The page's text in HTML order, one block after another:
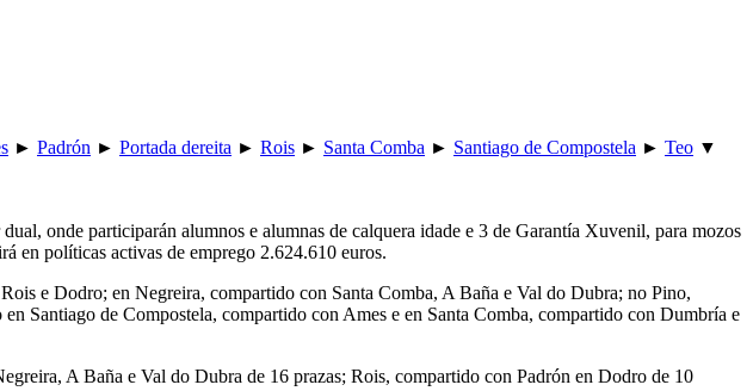
► Padrón ► Portada dereita ► Rois ► Santa Comba ► Santiago de Compostela ► Teo ▼
onde participarán alumnos e alumnas de calquera idade e 3 de Garantía Xuvenil, para mozos
en políticas activas de emprego 2.624.610 euros.
e Dodro; en Negreira, compartido con Santa Comba, A Baña e Val do Dubra; no Pino,
Santiago de Compostela, compartido con Ames e en Santa Comba, compartido con Dumbría e
A Baña e Val do Dubra de 16 prazas; Rois, compartido con Padrón en Dodro de 10